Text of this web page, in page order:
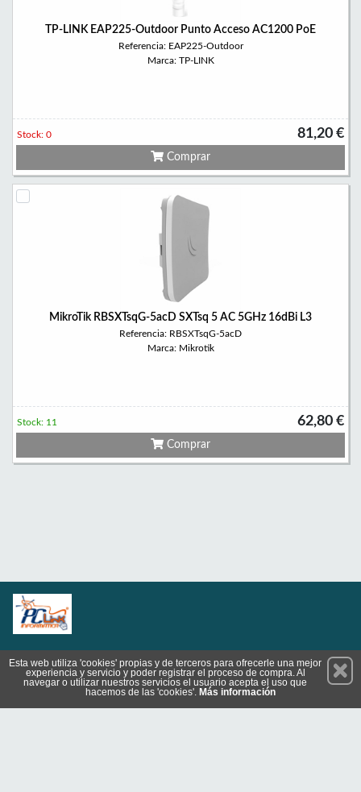
TP-LINK EAP225-Outdoor Punto Acceso AC1200 PoE
Referencia: EAP225-Outdoor
Marca: TP-LINK
81,20 €
Stock: 0
Comprar
MikroTik RBSXTsqG-5acD SXTsq 5 AC 5GHz 16dBi L3
Referencia: RBSXTsqG-5acD
Marca: Mikrotik
62,80 €
Stock: 11
Comprar
Suscríbete
Esta web utiliza 'cookies' propias y de terceros para ofrecerle una mejor
experiencia y servicio y poder registrar el proceso de compra. Al
navegar o utilizar nuestros servicios el usuario acepta el uso que
hacemos de las 'cookies'. Más información